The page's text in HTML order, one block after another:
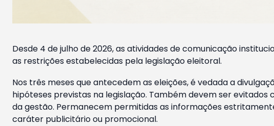
Desde 4 de julho de 2026, as atividades de comunicação
as restrições estabelecidas pela legislação eleitoral.
Nos três meses que antecedem as eleições, é vedada a
hipóteses previstas na legislação. Também devem ser
da gestão. Permanecem permitidas as informações
caráter publicitário ou promocional.